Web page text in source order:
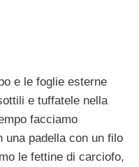
e le foglie esterne
e tuffatele nella
facciamo
una padella con un filo
le fettine di carciofo,